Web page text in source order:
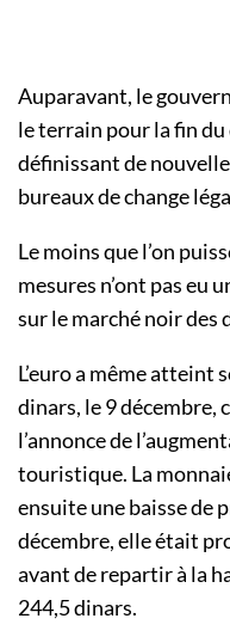
Auparavant, le
le terrain pour la fin du
définissant de
bureaux de change
Le moins que l’on
mesures n’ont pas eu
sur le marché noir des
L’euro a même atteint
dinars, le 9 décembre,
l’annonce de
touristique. La
ensuite une baisse de
décembre, elle était
avant de repartir à la
244,5 dinars.